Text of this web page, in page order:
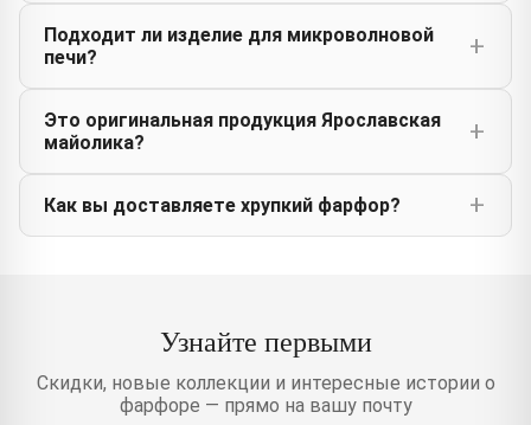
Подходит ли изделие для микроволновой
печи?
Это оригинальная продукция Ярославская
майолика?
Как вы доставляете хрупкий фарфор?
Узнайте первыми
Скидки, новые коллекции и интересные истории о
фарфоре — прямо на вашу почту